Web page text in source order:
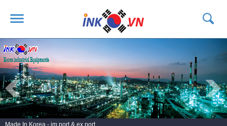
TRANG CHỦ
GIỚI THIỆU
SẢN PHẨM
DỊCH VỤ
Made In Korea - im port & ex port